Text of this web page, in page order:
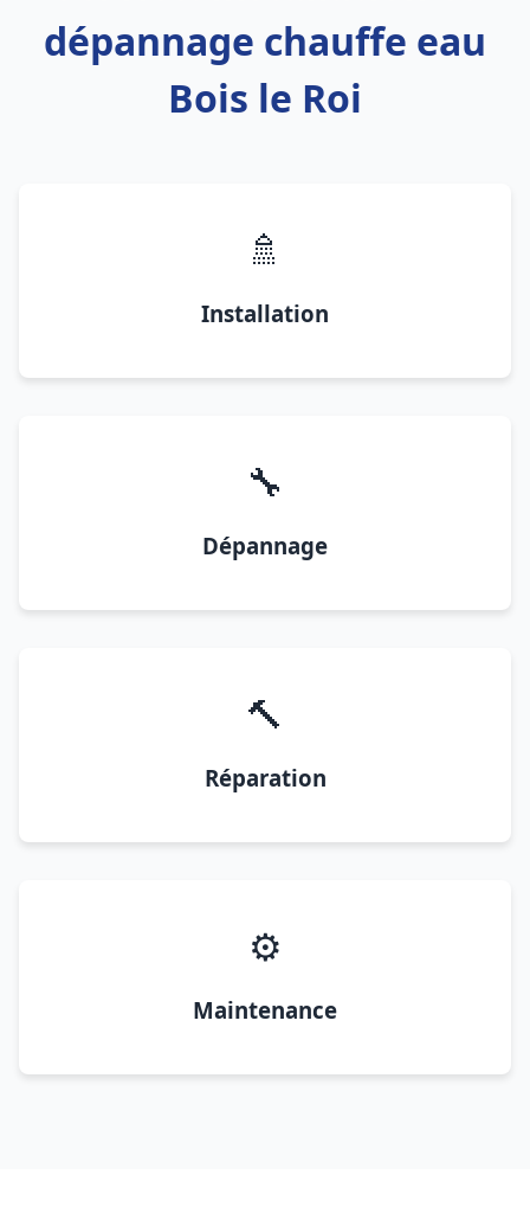
dépannage chauffe eau
Bois le Roi
🚿
Installation
🔧
Dépannage
🔨
Réparation
⚙️
Maintenance